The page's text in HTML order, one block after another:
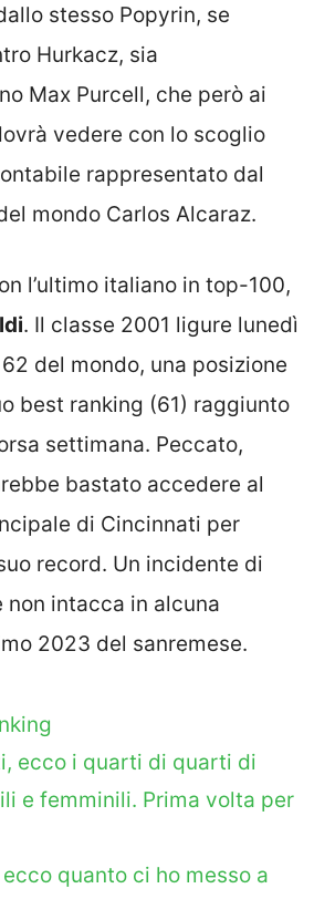
stesso Popyrin, se
Hurkacz, sia
Max Purcell, che però ai
vedere con lo scoglio
rappresentato dal
mondo Carlos Alcaraz.
l’ultimo italiano in top-100,
. Il classe 2001 ligure lunedì
del mondo, una posizione
best ranking (61) raggiunto
settimana. Peccato,
bastato accedere al
di Cincinnati per
record. Un incidente di
non intacca in alcuna
2023 del sanremese.
ecco i quarti di quarti di
e femminili. Prima volta per
quanto ci ho messo a